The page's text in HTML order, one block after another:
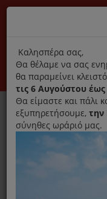
Αποκλειστικά
title
Καλησπέρα σας,
Θα θέλαμε να σας
θα παραμείνει
τις 6 Αυγούστου
Θα είμαστε και πάλι
εξυπηρετήσουμε, την
σύνηθες ωράριό μας.